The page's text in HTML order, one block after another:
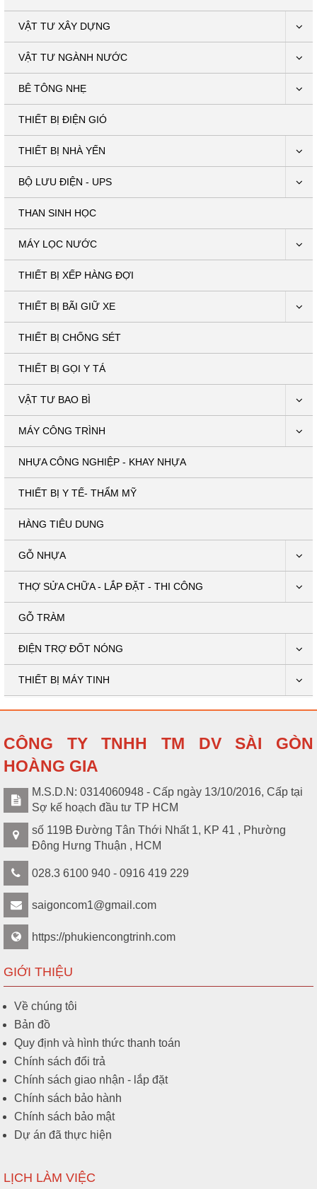
VẬT TƯ XÂY DỰNG
VẬT TƯ NGÀNH NƯỚC
BÊ TÔNG NHẸ
THIẾT BỊ ĐIỆN GIÓ
THIẾT BỊ NHÀ YẾN
BỘ LƯU ĐIỆN - UPS
THAN SINH HỌC
MÁY LỌC NƯỚC
THIẾT BỊ XẾP HÀNG ĐỢI
THIẾT BỊ BÃI GIỮ XE
THIẾT BỊ CHỐNG SÉT
THIẾT BỊ GỌI Y TÁ
VẬT TƯ BAO BÌ
MÁY CÔNG TRÌNH
NHỰA CÔNG NGHIỆP - KHAY NHỰA
THIẾT BỊ Y TẾ- THẨM MỸ
HÀNG TIÊU DUNG
GỖ NHỰA
THỢ SỬA CHỮA - LẮP ĐẶT - THI CÔNG
GỖ TRÀM
ĐIỆN TRỢ ĐỐT NÓNG
THIẾT BỊ MÁY TINH
CÔNG TY TNHH TM DV SÀI GÒN
HOÀNG GIA
M.S.D.N: 0314060948 - Cấp ngày 13/10/2016, Cấp tại
Sợ kế hoạch đầu tư TP HCM
số 119B Đường Tân Thới Nhất 1, KP 41 , Phường
Đông Hưng Thuận , HCM
028.3 6100 940 - 0916 419 229
saigoncom1@gmail.com
https://phukiencongtrinh.com
GIỚI THIỆU
Về chúng tôi
Bản đồ
Quy định và hình thức thanh toán
Chính sách đổi trả
Chính sách giao nhận - lắp đặt
Chính sách bảo hành
Chính sách bảo mật
Dự án đã thực hiện
LỊCH LÀM VIỆC